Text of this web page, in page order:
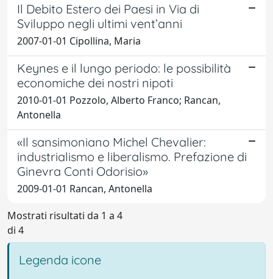
Il Debito Estero dei Paesi in Via di
Sviluppo negli ultimi vent’anni
2007-01-01 Cipollina, Maria
Keynes e il lungo periodo: le possibilità
economiche dei nostri nipoti
2010-01-01 Pozzolo, Alberto Franco; Rancan,
Antonella
«Il sansimoniano Michel Chevalier:
industrialismo e liberalismo. Prefazione di
Ginevra Conti Odorisio»
2009-01-01 Rancan, Antonella
Mostrati risultati da 1 a 4
di 4
Legenda icone